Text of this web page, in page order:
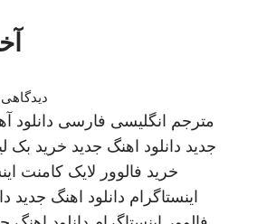
مترجم انگلیسی فارسی دانلود
جدید دانلود اهنگ جدید خرید بک
خرید فالوور لایک کامنت
اینستاگرام دانلود اهنگ جدید